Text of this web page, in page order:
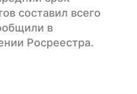
составил всего
в
Росреестра.